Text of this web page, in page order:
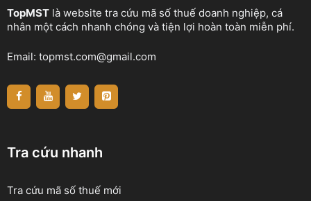
TopMST là website tra cứu mã số thuế doanh nghiệp, cá
nhân một cách nhanh chóng và tiện lợi hoàn toàn miễn phí.
Email: topmst.com@gmail.com
Tra cứu nhanh
Tra cứu mã số thuế mới